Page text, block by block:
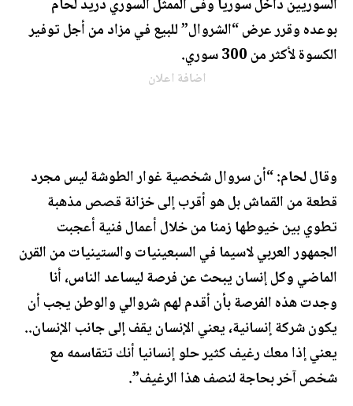
السوريين داخل سوريا وفى الممثل السوري دريد لحام
بوعده وقرر عرض “الشروال” للبيع في مزاد من أجل توفير
الكسوة لأكثر من 300 سوري.
اضافة اعلان
وقال لحام: “أن سروال شخصية غوار الطوشة ليس مجرد
قطعة من القماش بل هو أقرب إلى خزانة قصص مذهبة
تطوي بين خيوطها زمنا من خلال أعمال فنية أعجبت
الجمهور العربي لاسيما في السبعينيات والستينيات من القرن
الماضي وكل إنسان يبحث عن فرصة ليساعد الناس، أنا
وجدت هذه الفرصة بأن أقدم لهم شروالي والوطن يجب أن
يكون شركة إنسانية، يعني الإنسان يقف إلى جانب الإنسان..
يعني إذا معك رغيف كثير حلو إنسانيا أنك تتقاسمه مع
شخص آخر بحاجة لنصف هذا الرغيف”.